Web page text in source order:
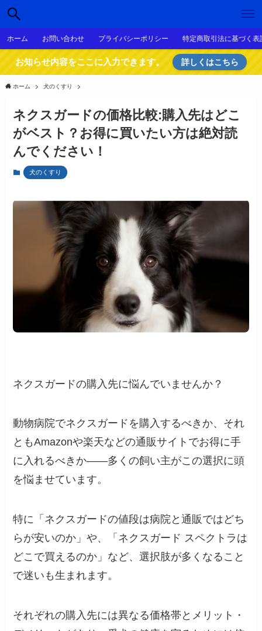
ホーム お問い合わせ プライバシーポリシー 特定商取引法に基づく表
お知らせ内容をここに入力できます。 詳しくはこちら
ホーム 犬のくすり
ネクスガードの価格比較:購入先はどこ
がベスト？お得に買いたい方は絶対読
んでください！
犬のくすり
ネクスガードの購入先に悩んでいませんか？
動物病院でネクスガードを購入するべきか、それ
ともAmazonや楽天などの通販サイトでお得に手
に入れるべきか——多くの飼い主がこの選択に頭
を悩ませています。
特に「ネクスガードの値段は病院と通販ではどち
らが安いのか」や、「ネクスガード スペクトラは
どこで買えるのか」など、選択肢が多くなること
で迷いも生まれます。
それぞれの購入先には異なる価格帯とメリット・